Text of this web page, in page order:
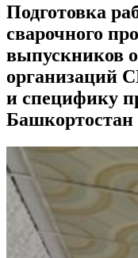
Подготовка
сварочного
выпускников
организаций
и специфику
Башкортостан